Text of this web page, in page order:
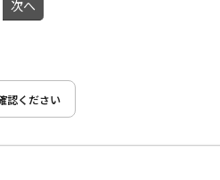
次へ
認ください